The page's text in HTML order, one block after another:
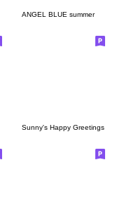
ANGEL BLUE summer
Sunny's Happy Greetings